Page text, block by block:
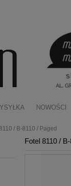
NOWOŚCI
/ B-8110 / Paged
Fotel 8110 /